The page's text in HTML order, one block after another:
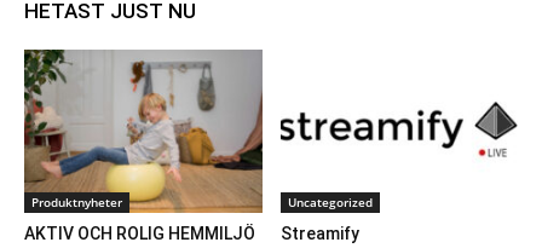
HETAST JUST NU
Produktnyheter
AKTIV OCH ROLIG HEMMILJÖ
Uncategorized
Streamify